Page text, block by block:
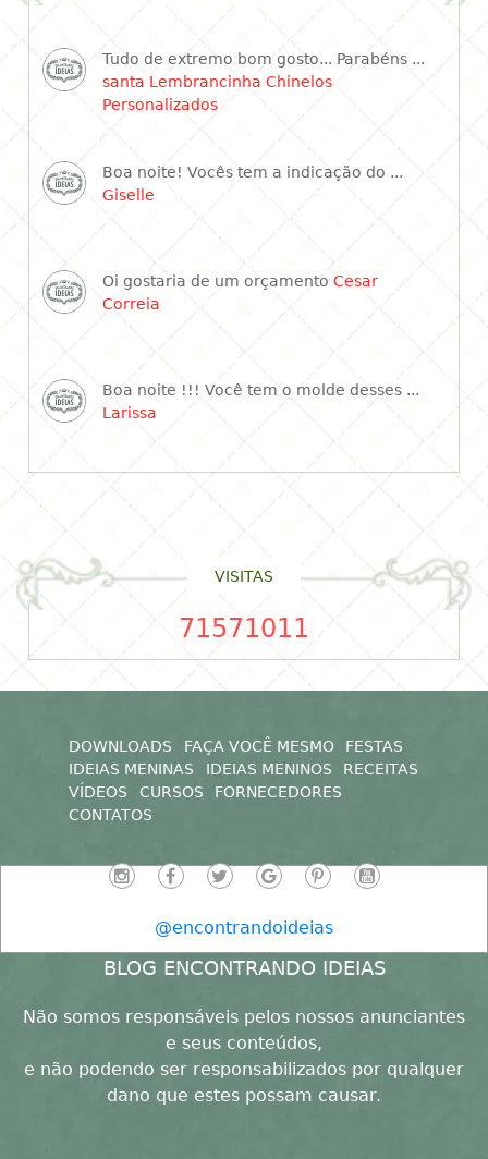
Tudo de extremo bom gosto... Parabéns ...
santa Lembrancinha Chinelos
Personalizados
Boa noite! Vocês tem a indicação do ...
Giselle
Oi gostaria de um orçamento Cesar
Correia
Boa noite !!! Você tem o molde desses ...
Larissa
VISITAS
71571011
DOWNLOADS FAÇA VOCÊ MESMO
FESTAS
IDEIAS MENINAS
IDEIAS MENINOS
RECEITAS
VÍDEOS
CURSOS
FORNECEDORES
CONTATOS
@encontrandoideias
BLOG ENCONTRANDO IDEIAS
Não somos responsáveis pelos nossos anunciantes
e seus conteúdos,
e não podendo ser responsabilizados por qualquer
dano que estes possam causar.